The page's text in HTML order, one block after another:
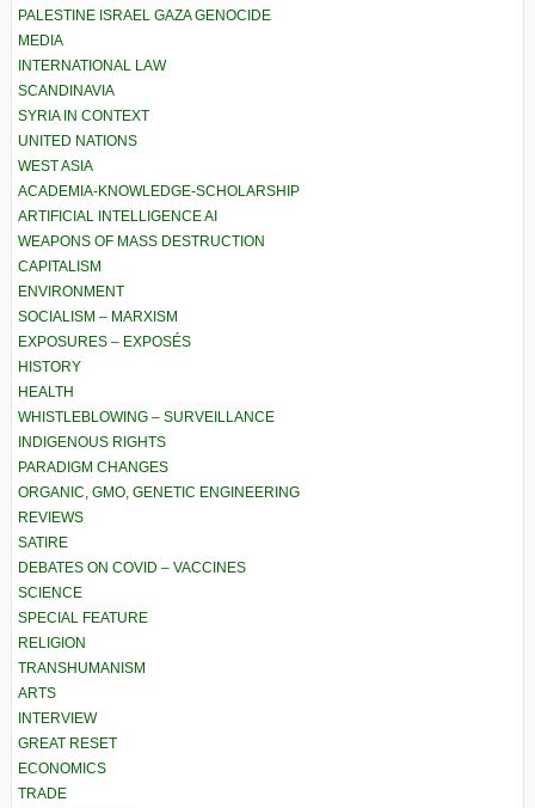
PALESTINE ISRAEL GAZA GENOCIDE
MEDIA
INTERNATIONAL LAW
SCANDINAVIA
SYRIA IN CONTEXT
UNITED NATIONS
WEST ASIA
ACADEMIA-KNOWLEDGE-SCHOLARSHIP
ARTIFICIAL INTELLIGENCE AI
WEAPONS OF MASS DESTRUCTION
CAPITALISM
ENVIRONMENT
SOCIALISM – MARXISM
EXPOSURES – EXPOSÉS
HISTORY
HEALTH
WHISTLEBLOWING – SURVEILLANCE
INDIGENOUS RIGHTS
PARADIGM CHANGES
ORGANIC, GMO, GENETIC ENGINEERING
REVIEWS
SATIRE
DEBATES ON COVID – VACCINES
SCIENCE
SPECIAL FEATURE
RELIGION
TRANSHUMANISM
ARTS
INTERVIEW
GREAT RESET
ECONOMICS
TRADE